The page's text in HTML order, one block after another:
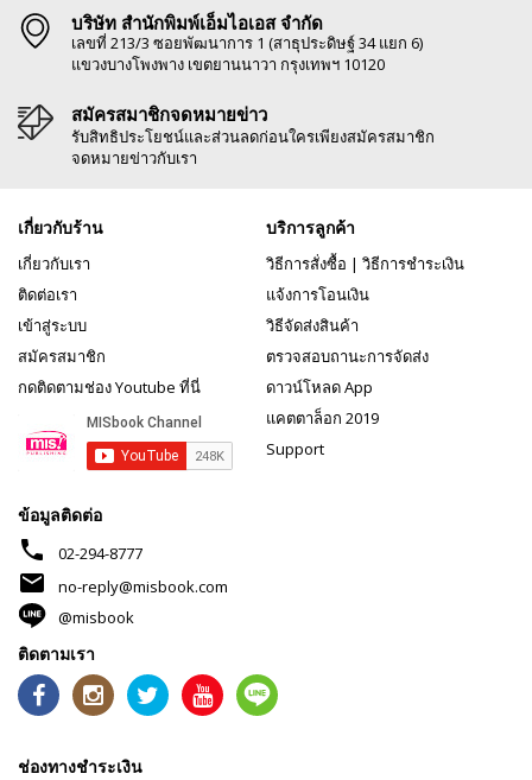
บริษัท สำนักพิมพ์เอ็มไอเอส จำกัด
เลขที่ 213/3 ซอยพัฒนาการ 1 (สาธุประดิษฐ์ 34 แยก 6)
แขวงบางโพงพาง เขตยานนาวา กรุงเทพฯ 10120
สมัครสมาชิกจดหมายข่าว
รับสิทธิประโยชน์และส่วนลดก่อนใครเพียงสมัครสมาชิก
จดหมายข่าวกับเรา
เกี่ยวกับร้าน
เกี่ยวกับเรา
ติดต่อเรา
เข้าสู่ระบบ
สมัครสมาชิก
กดติดตามช่อง Youtube ที่นี่
บริการลูกค้า
วิธีการสั่งซื้อ | วิธีการชำระเงิน
แจ้งการโอนเงิน
วิธีจัดส่งสินค้า
ตรวจสอบถานะการจัดส่ง
ดาวน์โหลด App
แคตตาล็อก 2019
Support
ข้อมูลติดต่อ
phone 02-294-8777
mail
no-reply@misbook.com
@misbook
ติดตามเรา
ช่องทางชำระเงิน